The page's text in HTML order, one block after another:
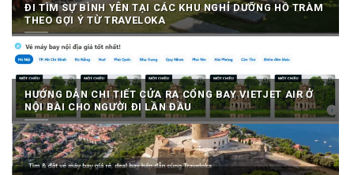
ĐI TÌM SỰ BÌNH YÊN TẠI CÁC KHU NGHỈ DƯỠNG HỒ TRÀM
THEO GỢI Ý TỪ TRAVELOKA
HƯỚNG DẪN CHI TIẾT CỬA RA CỔNG BAY VIETJET AIR Ở
NỘI BÀI CHO NGƯỜI ĐI LẦN ĐẦU